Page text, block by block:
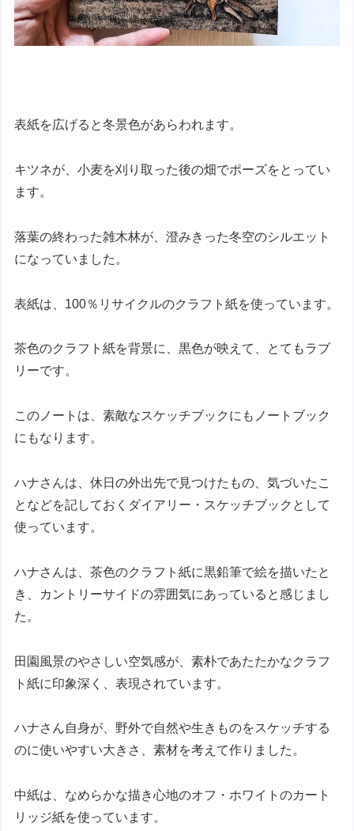
表紙を広げると冬景色があらわれます。
キツネが、小麦を刈り取った後の畑でポーズをとってい
ます。
落葉の終わった雑木林が、澄みきった冬空のシルエット
になっていました。
表紙は、100％リサイクルのクラフト紙を使っています。
茶色のクラフト紙を背景に、黒色が映えて、とてもラブ
リーです。
このノートは、素敵なスケッチブックにもノートブック
にもなります。
ハナさんは、休日の外出先で見つけたもの、気づいたこ
となどを記しておくダイアリー・スケッチブックとして
使っています。
ハナさんは、茶色のクラフト紙に黒鉛筆で絵を描いたと
き、カントリーサイドの雰囲気にあっていると感じまし
た。
田園風景のやさしい空気感が、素朴であたたかなクラフ
ト紙に印象深く、表現されています。
ハナさん自身が、野外で自然や生きものをスケッチする
のに使いやすい大きさ、素材を考えて作りました。
中紙は、なめらかな描き心地のオフ・ホワイトのカート
リッジ紙を使っています。